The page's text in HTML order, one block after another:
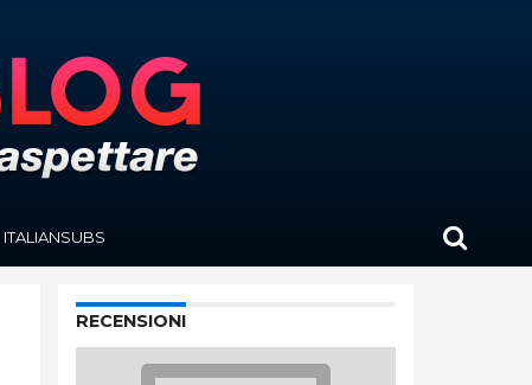
ITALIANSUBS
RECENSIONI